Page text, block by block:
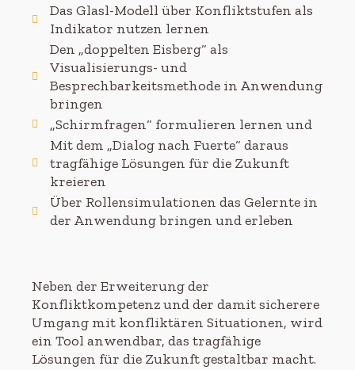
Das Glasl-Modell über Konfliktstufen als
Indikator nutzen lernen
Den „doppelten Eisberg“ als
Visualisierungs- und
Besprechbarkeitsmethode in Anwendung
bringen
„Schirmfragen“ formulieren lernen und
Mit dem „Dialog nach Fuerte“ daraus
tragfähige Lösungen für die Zukunft
kreieren
Über Rollensimulationen das Gelernte in
der Anwendung bringen und erleben
Neben der Erweiterung der
Konfliktkompetenz und der damit sicherere
Umgang mit konfliktären Situationen, wird
ein Tool anwendbar, das tragfähige
Lösungen für die Zukunft gestaltbar macht.